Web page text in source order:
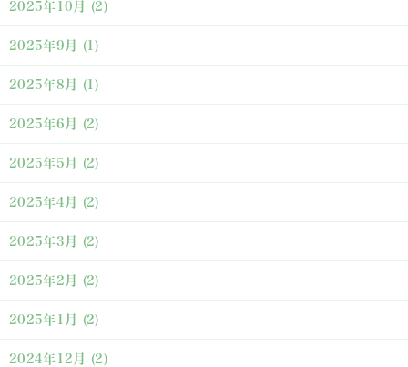
2025年10月 (2)
2025年9月 (1)
2025年8月 (1)
2025年6月 (2)
2025年5月 (2)
2025年4月 (2)
2025年3月 (2)
2025年2月 (2)
2025年1月 (2)
2024年12月 (2)